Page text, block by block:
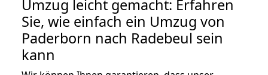
Umzug leicht gemacht: Erfahren
Sie, wie einfach ein Umzug von
Paderborn nach Radebeul sein
kann